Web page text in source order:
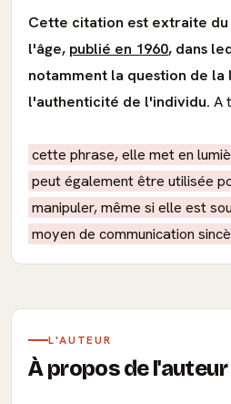
Cette citation est extraite
l'âge, publié en 1960, dans
notamment la question de
l'authenticité de l'individu. A
cette phrase, elle met en
peut également être utilisée
manipuler, même si elle est
moyen de communication
L'AUTEUR
À propos de l'auteur